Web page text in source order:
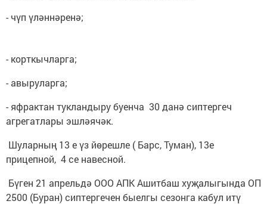
- чүп үләннәренә;
- корткычларга;
- авыруларга;
- яфрактан тукландыру буенча 30 данә сиптергеч
агрегатлары эшләячәк.
Шуларның 13 е үз йөрешле ( Барс, Туман), 13е
прицепной, 4 се навесной.
Бүген 21 апрельдә ООО АПК Ашитбаш хуҗалыгында ОП
2500 (Буран) сиптергечен быелгы сезонга кабул итү